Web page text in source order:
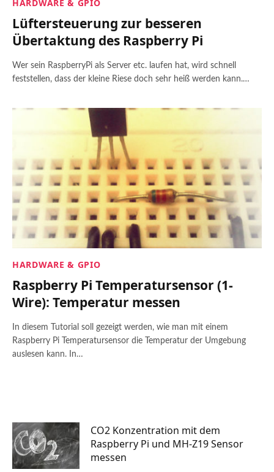
HARDWARE & GPIO
Lüftersteuerung zur besseren
Übertaktung des Raspberry Pi
Wer sein RaspberryPi als Server etc. laufen hat, wird schnell
feststellen, dass der kleine Riese doch sehr heiß werden kann.…
HARDWARE & GPIO
Raspberry Pi Temperatursensor (1-
Wire): Temperatur messen
In diesem Tutorial soll gezeigt werden, wie man mit einem
Raspberry Pi Temperatursensor die Temperatur der Umgebung
auslesen kann. In…
CO2 Konzentration mit dem
Raspberry Pi und MH-Z19 Sensor
messen